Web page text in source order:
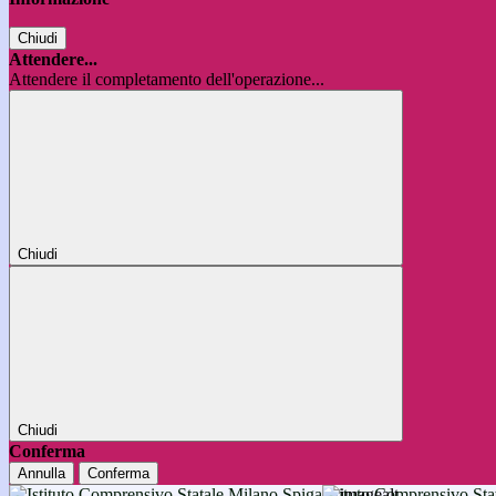
Chiudi
Attendere...
Attendere il completamento dell'operazione...
Chiudi
Chiudi
Conferma
Annulla Conferma